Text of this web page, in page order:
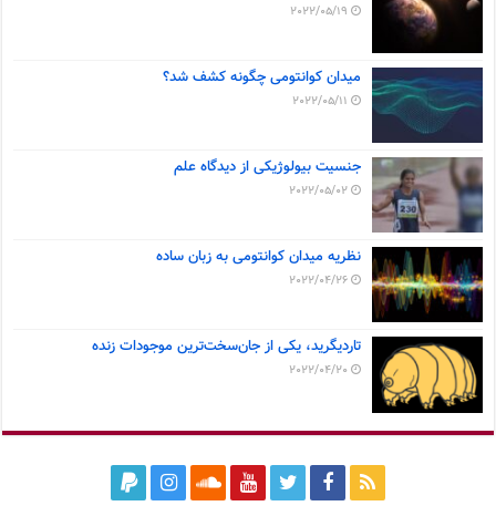
2022/05/19
میدان کوانتومی چگونه کشف شد؟
2022/05/11
جنسیت بیولوژیکی از دیدگاه علم
2022/05/02
نظریه میدان کوانتومی به زبان ساده
2022/04/26
تاردیگرید، یکی از جان‌سخت‌ترین موجودات زنده
2022/04/20